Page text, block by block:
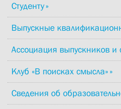
Студенту
Выпускные
Ассоциация выпускников и
Клуб «В поисках смысла»
Сведения об